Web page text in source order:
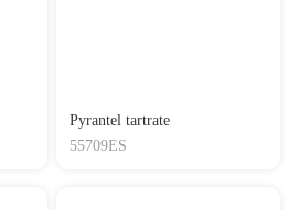
Pyrantel tartrate
55709ES